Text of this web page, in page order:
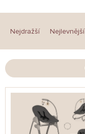
e
n
í
p
Nejdražší Nejlevnější
V